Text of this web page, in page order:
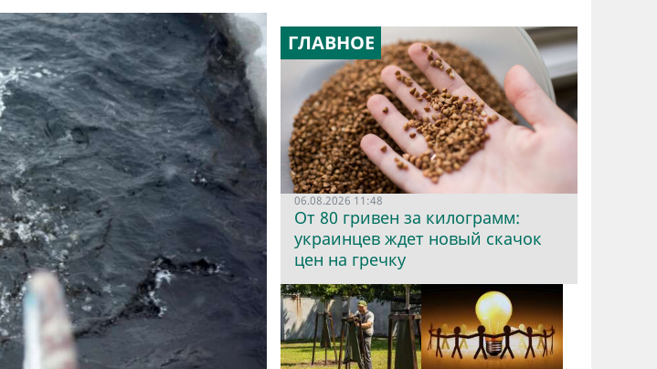
ГЛАВНОЕ
06.08.2026 11:48
От 80 гривен за килограмм:
украинцев ждет новый скачок
цен на гречку